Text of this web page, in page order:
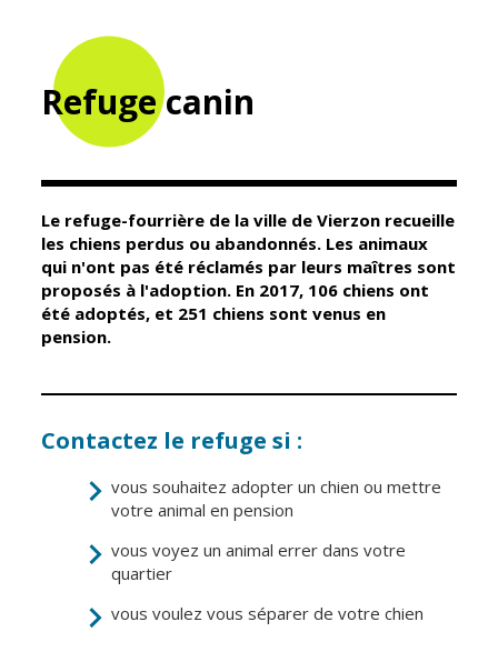
Mairie
Élus
Conseil
Municipal
Services de la
Marchés
publics
Titres
d'identité
État civil
Élections
Guichet unique
Petite enfance
Relais petite
Scolarité
scolaires
et après classe
éducative et
Refuge canin
Le refuge-fourrière de la ville de Vierzon recueille
les chiens perdus ou abandonnés. Les animaux
qui n'ont pas été réclamés par leurs maîtres sont
proposés à l'adoption. En 2017, 106 chiens ont
été adoptés, et 251 chiens sont venus en
pension.
Contactez le refuge si :
vous souhaitez adopter un chien ou mettre
votre animal en pension
vous voyez un animal errer dans votre
quartier
vous voulez vous séparer de votre chien